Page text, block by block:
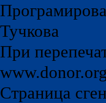
Тучкова
При
Страница